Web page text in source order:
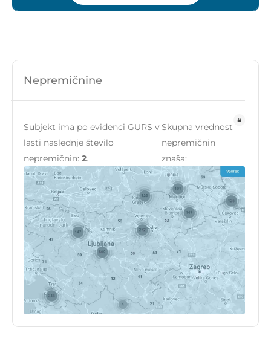
Nepremičnine
Subjekt ima po evidenci GURS v
lasti naslednje število
nepremičnin: 2.
Skupna vrednost
nepremičnin
znaša: